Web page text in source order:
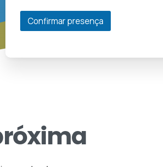
Confirmar presença